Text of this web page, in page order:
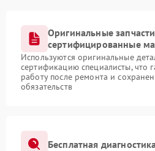
Оригинальные
сертифицированные
Используются оригинальные
сертификацию специалисты, что
работу после ремонта и
обязательств
Бесплатная